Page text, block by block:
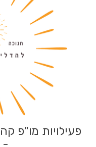
פעילויות מו"פ
-